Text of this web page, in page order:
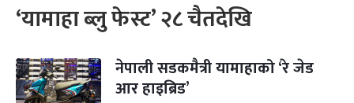
‘यामाहा ब्लु फेस्ट’ २८ चैतदेखि
नेपाली सडकमैत्री यामाहाको ‘रे जेड
आर हाइब्रिड’